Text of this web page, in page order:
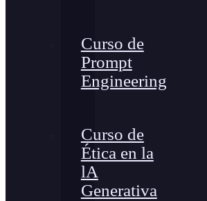
Curso de
Prompt
Engineering
Curso de
Ética en la
lA
Generativa